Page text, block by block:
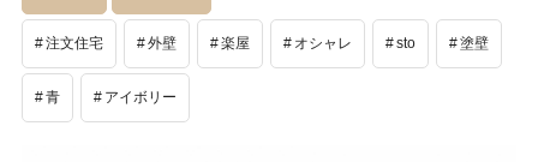
注文住宅 外壁 楽屋 オシャレ sto 塗壁
青 アイボリー